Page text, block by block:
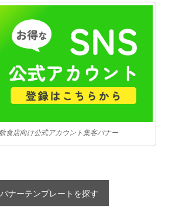
食店向け公式アカウント集客バナー
ナーテンプレートを探す